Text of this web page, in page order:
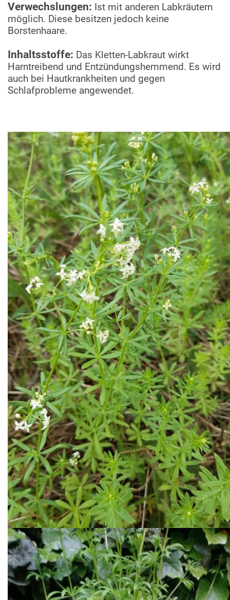
Verwechslungen: Ist mit anderen Labkräutern
möglich. Diese besitzen jedoch keine
Borstenhaare.
Inhaltsstoffe: Das Kletten-Labkraut wirkt
Harntreibend und Entzündungshemmend. Es wird
auch bei Hautkrankheiten und gegen
Schlafprobleme angewendet.